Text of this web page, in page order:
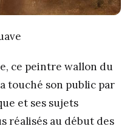
ce peintre wallon du
touché son public par
et ses sujets
réalisés au début des